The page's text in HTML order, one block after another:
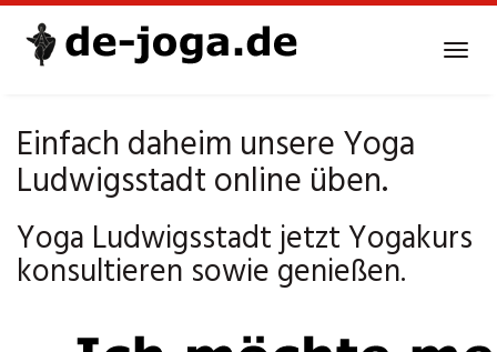
Einfach daheim unsere Yoga
Ludwigsstadt online üben.
Yoga Ludwigsstadt jetzt Yogakurs
konsultieren sowie genießen.